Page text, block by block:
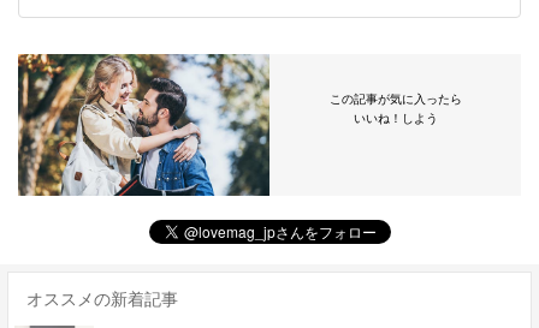
この記事が気に入ったら
いいね！しよう
オススメの新着記事